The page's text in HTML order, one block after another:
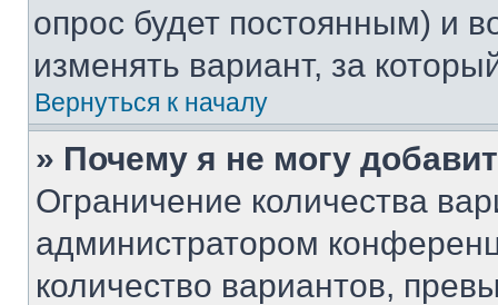
опрос будет постоянным) и
изменять вариант, за
Вернуться к началу
» Почему я не могу
Ограничение количества
администратором
количество вариантов,